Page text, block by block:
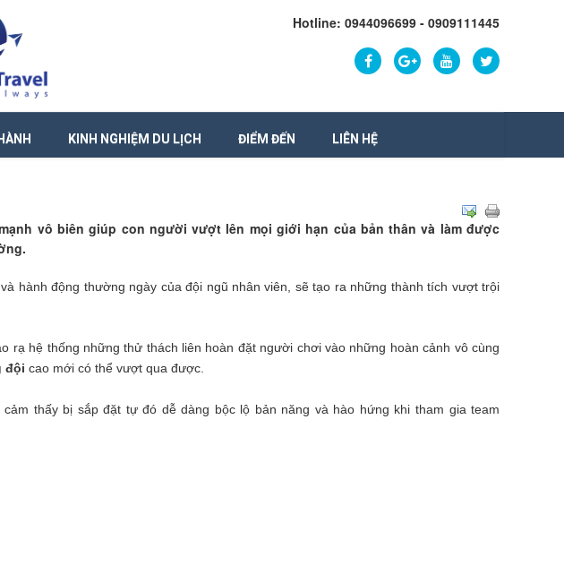
Hotline: 0944096699 - 0909111445
KINH NGHIỆM DU LỊCH ĐIỂM ĐẾN LIÊN HỆ
vô biên giúp con người vượt lên mọi giới hạn của bản thân và làm được
hành động thường ngày của đội ngũ nhân viên, sẽ tạo ra những thành tích vượt trội
rạ hệ thống những thử thách liên hoàn đặt người chơi vào những hoàn cảnh vô cùng
đội cao mới có thể vượt qua được.
thấy bị sắp đặt tự đó dễ dàng bộc lộ bản năng và hào hứng khi tham gia team